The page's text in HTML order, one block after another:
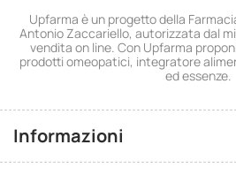
Upfarma è un progetto della
Antonio Zaccariello, autorizzata dal
vendita on line. Con Upfarma
prodotti omeopatici, integratore
ed essenze.
Informazioni